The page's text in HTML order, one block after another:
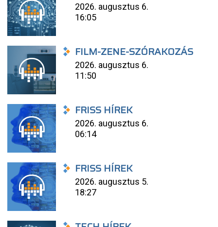
2026. augusztus 6.
16:05
FILM-ZENE-SZÓRAKOZÁS
2026. augusztus 6.
11:50
FRISS HÍREK
2026. augusztus 6.
06:14
FRISS HÍREK
2026. augusztus 5.
18:27